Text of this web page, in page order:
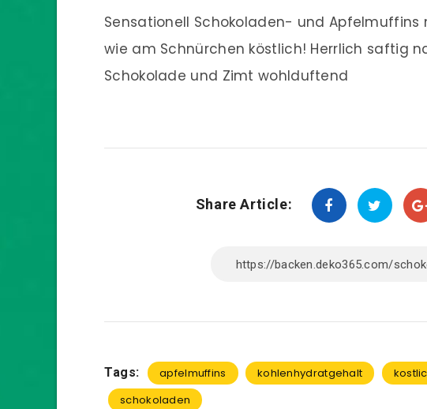
Sensationell Schokoladen- und
wie am Schnürchen köstlich! Herrlich saftig
Schokolade und Zimt wohlduftend
Share Article:
Tags: apfelmuffins kohlenhydratgehalt
schokoladen